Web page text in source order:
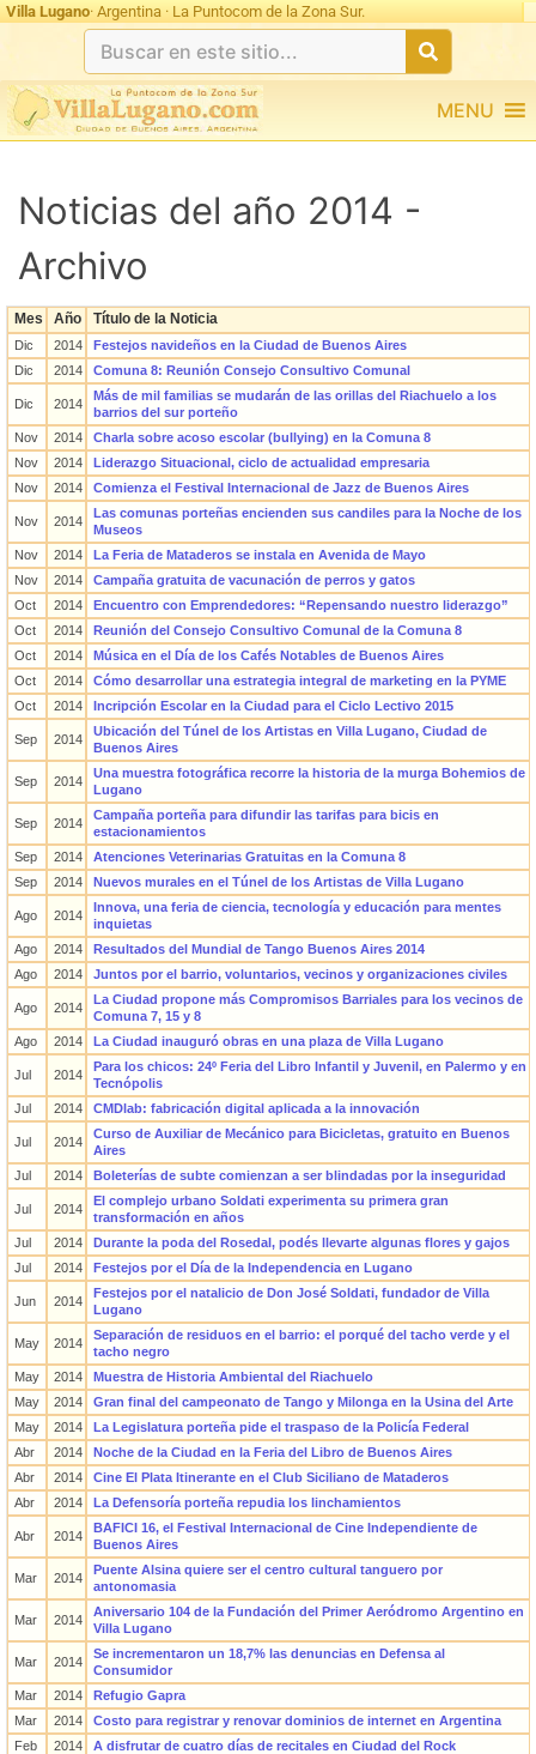
Villa Lugano· Argentina · La Puntocom de la Zona Sur.
MENU
Noticias del año 2014 -
Archivo
Mes Año Título de la Noticia
Dic 2014
Festejos navideños en la Ciudad de Buenos Aires
Dic
2014 Comuna 8: Reunión Consejo Consultivo Comunal
Dic 2014
Más de mil familias se mudarán de las orillas del Riachuelo a los
barrios del sur porteño
Nov
2014
Charla sobre acoso escolar (bullying) en la Comuna 8
Nov
2014
Liderazgo Situacional, ciclo de actualidad empresaria
Nov
2014 Comienza el Festival Internacional de Jazz de Buenos Aires
Nov 2014
Las comunas porteñas encienden sus candiles para la Noche de los
Museos
Nov
2014
La Feria de Mataderos se instala en Avenida de Mayo
Nov
2014
Campaña gratuita de vacunación de perros y gatos
Oct
2014
Encuentro con Emprendedores: “Repensando nuestro liderazgo”
Oct
2014
Reunión del Consejo Consultivo Comunal de la Comuna 8
Oct
2014
Música en el Día de los Cafés Notables de Buenos Aires
Oct
2014
Cómo desarrollar una estrategia integral de marketing en la PYME
Oct
2014 Incripción Escolar en la Ciudad para el Ciclo Lectivo 2015
Sep 2014
Ubicación del Túnel de los Artistas en Villa Lugano, Ciudad de
Buenos Aires
Sep 2014
Una muestra fotográfica recorre la historia de la murga Bohemios de
Lugano
Sep 2014
Campaña porteña para difundir las tarifas para bicis en
estacionamientos
Sep
2014
Atenciones Veterinarias Gratuitas en la Comuna 8
Sep
2014 Nuevos murales en el Túnel de los Artistas de Villa Lugano
Ago 2014
Innova, una feria de ciencia, tecnología y educación para mentes
inquietas
Ago
2014
Resultados del Mundial de Tango Buenos Aires 2014
Ago
2014 Juntos por el barrio, voluntarios, vecinos y organizaciones civiles
Ago 2014
La Ciudad propone más Compromisos Barriales para los vecinos de
Comuna 7, 15 y 8
Ago
2014 La Ciudad inauguró obras en una plaza de Villa Lugano
Jul 2014
Para los chicos: 24º Feria del Libro Infantil y Juvenil, en Palermo y en
Tecnópolis
Jul
2014 CMDlab: fabricación digital aplicada a la innovación
Jul 2014
Curso de Auxiliar de Mecánico para Bicicletas, gratuito en Buenos
Aires
Jul
2014 Boleterías de subte comienzan a ser blindadas por la inseguridad
Jul 2014
El complejo urbano Soldati experimenta su primera gran
transformación en años
Jul
2014
Durante la poda del Rosedal, podés llevarte algunas flores y gajos
Jul
2014 Festejos por el Día de la Independencia en Lugano
Jun 2014
Festejos por el natalicio de Don José Soldati, fundador de Villa
Lugano
May 2014
Separación de residuos en el barrio: el porqué del tacho verde y el
tacho negro
May
2014
Muestra de Historia Ambiental del Riachuelo
May
2014
Gran final del campeonato de Tango y Milonga en la Usina del Arte
May
2014
La Legislatura porteña pide el traspaso de la Policía Federal
Abr
2014
Noche de la Ciudad en la Feria del Libro de Buenos Aires
Abr
2014
Cine El Plata Itinerante en el Club Siciliano de Mataderos
Abr
2014 La Defensoría porteña repudia los linchamientos
Abr 2014
BAFICI 16, el Festival Internacional de Cine Independiente de
Buenos Aires
Mar 2014
Puente Alsina quiere ser el centro cultural tanguero por
antonomasia
Mar 2014
Aniversario 104 de la Fundación del Primer Aeródromo Argentino en
Villa Lugano
Mar 2014
Se incrementaron un 18,7% las denuncias en Defensa al
Consumidor
Mar
2014
Refugio Gapra
Mar
2014
Costo para registrar y renovar dominios de internet en Argentina
Feb
2014
A disfrutar de cuatro días de recitales en Ciudad del Rock